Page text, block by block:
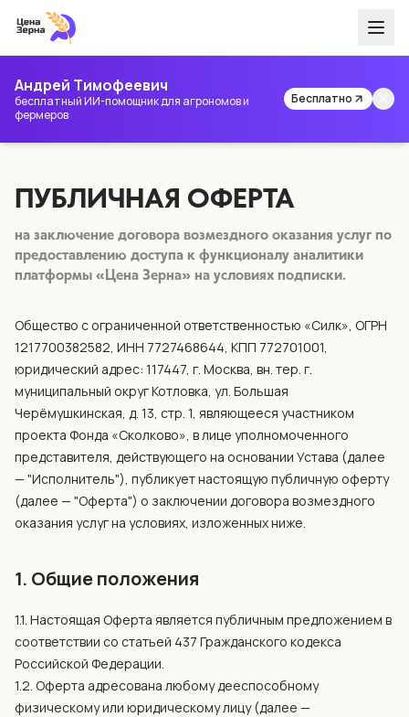
Андрей Тимофеевич
бесплатный ИИ-помощник для агрономов и
фермеров
Бесплатно
ПУБЛИЧНАЯ ОФЕРТА
на заключение договора возмездного оказания услуг по
предоставлению доступа к функционалу аналитики
платформы «Цена Зерна» на условиях подписки.
Общество с ограниченной ответственностью «Силк», ОГРН
1217700382582, ИНН 7727468644, КПП 772701001,
юридический адрес: 117447, г. Москва, вн. тер. г.
муниципальный округ Котловка, ул. Большая
Черёмушкинская, д. 13, стр. 1, являющееся участником
проекта Фонда «Сколково», в лице уполномоченного
представителя, действующего на основании Устава (далее
— "Исполнитель"), публикует настоящую публичную оферту
(далее — "Оферта") о заключении договора возмездного
оказания услуг на условиях, изложенных ниже.
1. Общие положения
1.1. Настоящая Оферта является публичным предложением в
соответствии со статьей 437 Гражданского кодекса
Российской Федерации.
1.2. Оферта адресована любому дееспособному
физическому или юридическому лицу (далее —